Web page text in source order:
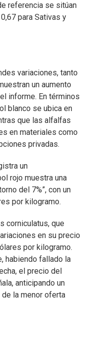
referencia se sitúan
para Sativas y
variaciones, tanto
un aumento
informe. En términos
blanco se ubica en
que las alfalfas
en materiales como
privadas.
un
rojo muestra una
del 7%”, con un
por kilogramo.
corniculatus, que
en su precio
por kilogramo.
habiendo fallado la
el precio del
anticipando un
la menor oferta